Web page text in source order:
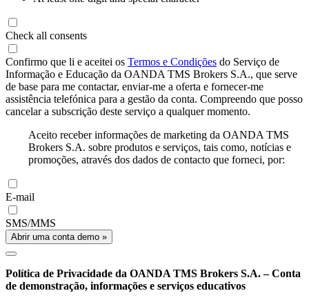
Check all consents
Confirmo que li e aceitei os Termos e Condições do Serviço de
Informação e Educação da OANDA TMS Brokers S.A., que serve
de base para me contactar, enviar-me a oferta e fornecer-me
assistência telefónica para a gestão da conta. Compreendo que posso
cancelar a subscrição deste serviço a qualquer momento.
Aceito receber informações de marketing da OANDA TMS
Brokers S.A. sobre produtos e serviços, tais como, notícias e
promoções, através dos dados de contacto que forneci, por:
E-mail
SMS/MMS
Abrir uma conta demo »
Política de Privacidade da OANDA TMS Brokers S.A. – Conta
de demonstração, informações e serviços educativos